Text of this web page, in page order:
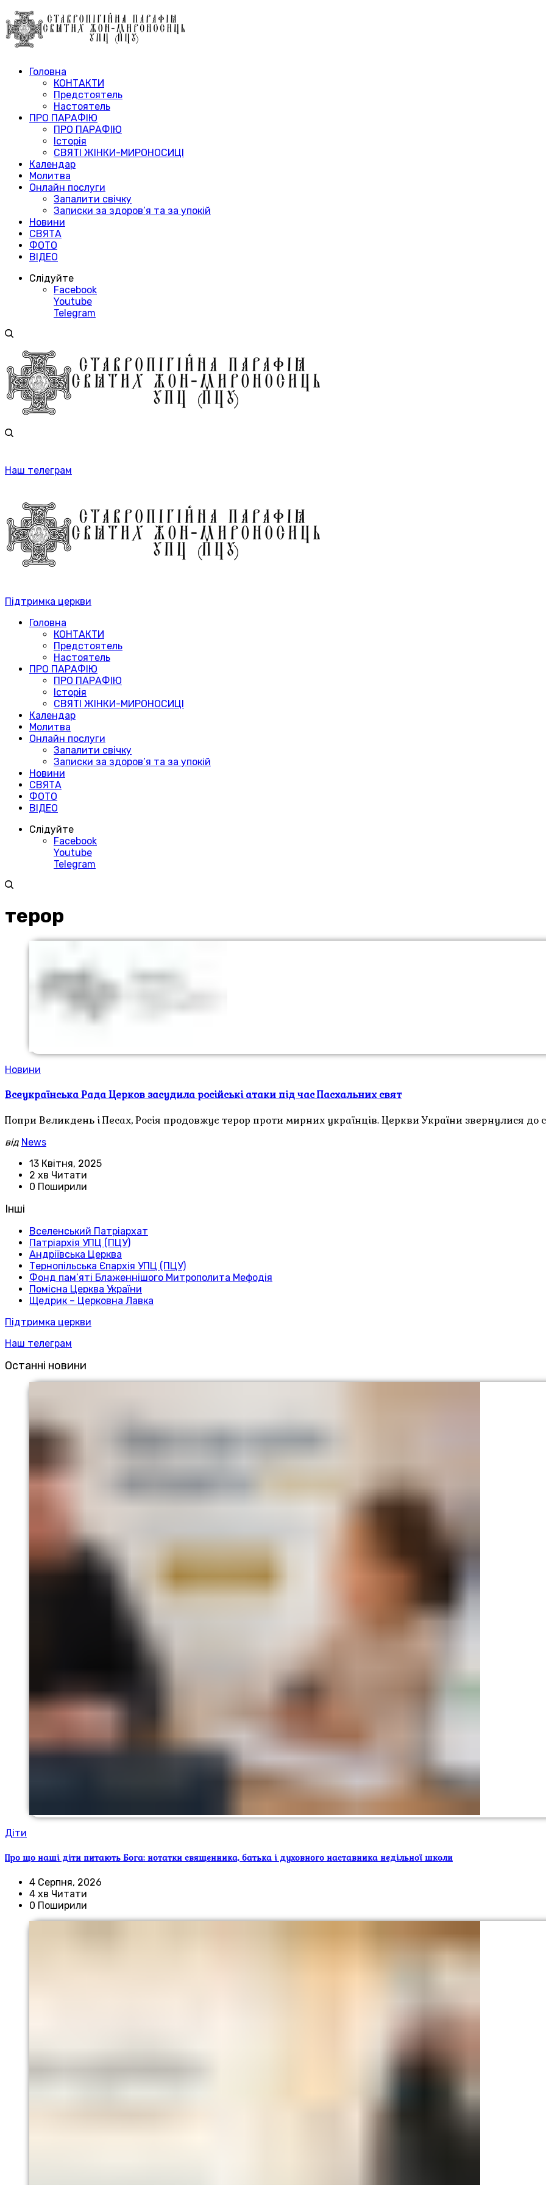
Головна
КОНТАКТИ
Предстоятель
Настоятель
ПРО ПАРАФІЮ
ПРО ПАРАФІЮ
Історія
СВЯТІ ЖІНКИ-МИРОНОСИЦІ
Календар
Молитва
Онлайн послуги
Запалити свічку
Записки за здоров’я та за упокій
Новини
СВЯТА
ФОТО
ВІДЕО
Слідуйте
Facebook
Youtube
Telegram
Наш телеграм
Підтримка церкви
Головна
КОНТАКТИ
Предстоятель
Настоятель
ПРО ПАРАФІЮ
ПРО ПАРАФІЮ
Історія
СВЯТІ ЖІНКИ-МИРОНОСИЦІ
Календар
Молитва
Онлайн послуги
Запалити свічку
Записки за здоров’я та за упокій
Новини
СВЯТА
ФОТО
ВІДЕО
Слідуйте
Facebook
Youtube
Telegram
терор
Новини
Всеукраїнська Рада Церков засудила російські атаки під час Пасхальних свят
Попри Великдень і Песах, Росія продовжує терор проти мирних українців. Церкви України звернулися до
від News
13 Квітня, 2025
2 хв Читати
0 Поширили
Інші
Вселенський Патріархат
Патріархія УПЦ (ПЦУ)
Андріївська Церква
Тернопільська Єпархія УПЦ (ПЦУ)
Фонд пам’яті Блаженнішого Митрополита Мефодія
Помісна Церква України
Щедрик – Церковна Лавка
Підтримка церкви
Наш телеграм
Останні новини
Діти
Про що наші діти питають Бога: нотатки священника, батька і духовного наставника недільної школи
4 Серпня, 2026
4 хв Читати
0 Поширили